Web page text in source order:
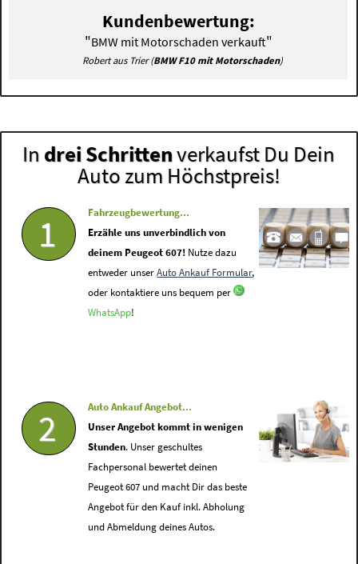
Kundenbewertung:
"BMW mit Motorschaden verkauft"
Robert aus Trier (BMW F10 mit Motorschaden)
In drei Schrittenverkaufst Du Dein
Auto zum Höchstpreis!
1
Fahrzeugbewertung...
Erzähle uns unverbindlich von
deinem Peugeot 607! Nutze dazu
entweder unserAuto Ankauf Formular,
oder kontaktiere uns bequem per
WhatsApp!
2
Auto Ankauf Angebot...
Unser Angebot kommt in wenigen
Stunden. Unser geschultes
Fachpersonal bewertet deinen
Peugeot 607 und macht Dir das beste
Angebot für den Kauf inkl. Abholung
und Abmeldung deines Autos.